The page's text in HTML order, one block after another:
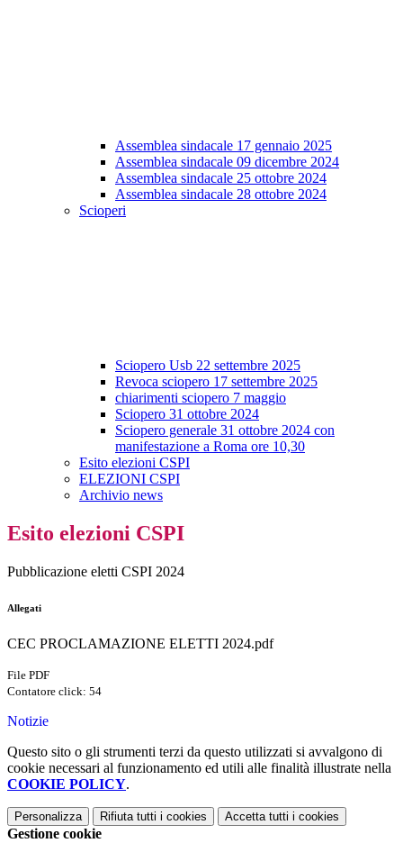
Assemblea sindacale 17 gennaio 2025
Assemblea sindacale 09 dicembre 2024
Assemblea sindacale 25 ottobre 2024
Assemblea sindacale 28 ottobre 2024
Scioperi
Sciopero Usb 22 settembre 2025
Revoca sciopero 17 settembre 2025
chiarimenti sciopero 7 maggio
Sciopero 31 ottobre 2024
Sciopero generale 31 ottobre 2024 con
manifestazione a Roma ore 10,30
Esito elezioni CSPI
ELEZIONI CSPI
Archivio news
Esito elezioni CSPI
Pubblicazione eletti CSPI 2024
Allegati
CEC PROCLAMAZIONE ELETTI 2024.pdf
File PDF
Contatore click: 54
Notizie
Questo sito o gli strumenti terzi da questo utilizzati si avvalgono di
cookie necessari al funzionamento ed utili alle finalità illustrate nella
COOKIE POLICY.
Personalizza Rifiuta tutti i cookies Accetta tutti i cookies
Gestione cookie